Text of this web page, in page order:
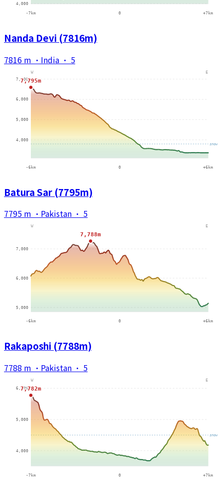
Nanda Devi (7816m)
7816 m · India · 5
Batura Sar (7795m)
7795 m · Pakistan · 5
Rakaposhi (7788m)
7788 m · Pakistan · 5